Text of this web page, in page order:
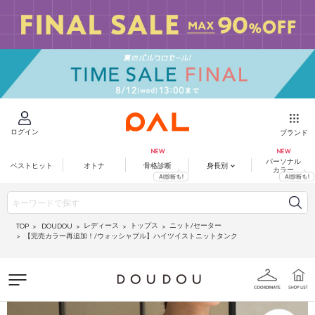
ログイン ブランド
ベストヒット オトナ 骨格診断 身長別
パーソナル
カラー
TOP DOUDOU レディース トップス
ニット/セーター
【完売カラー再追加！/ウォッシャブル】ハイツイストニットタンク